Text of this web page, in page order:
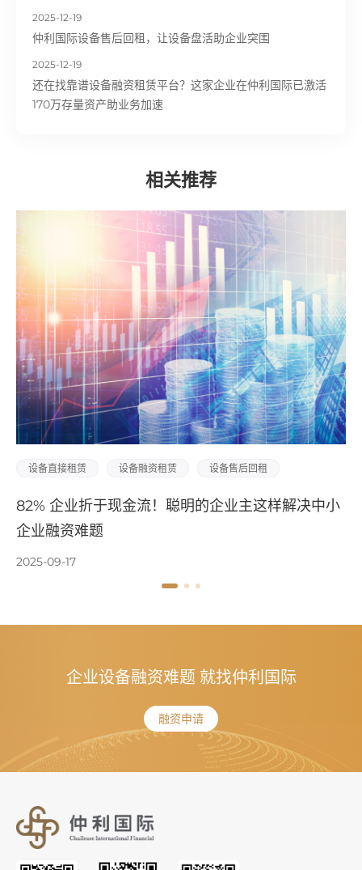
2025-12-19
仲利国际设备售后回租，让设备盘活助企业突围
2025-12-19
还在找靠谱设备融资租赁平台？这家企业在仲利国际已激活
170万存量资产助业务加速
相关推荐
设备融资租赁 设备售后回租
于现金流！聪明的企业主这样解决中小
题
企业缺钱
企业设备融资难题 就找仲利国际
融资申请